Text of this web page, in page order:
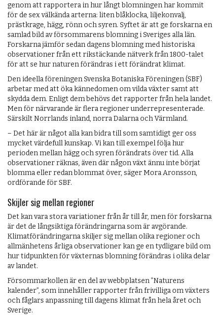
genom att rapportera in hur långt blomningen har kommit
för de sex välkända arterna: liten blåklocka, liljekonvalj,
prästkrage, hägg, rönn och syren. Syftet är att ge forskarna en
samlad bild av försommarens blomning i Sveriges alla län.
Forskarna jämför sedan dagens blomning med historiska
observationer från ett rikstäckande nätverk från 1800-talet
för att se hur naturen förändras i ett förändrat klimat.
Den ideella föreningen Svenska Botaniska Föreningen (SBF)
arbetar med att öka kännedomen om vilda växter samt att
skydda dem. Enligt dem behövs det rapporter från hela landet.
Men för närvarande är flera regioner underrepresenterade.
Särskilt Norrlands inland, norra Dalarna och Värmland.
– Det här är något alla kan bidra till som samtidigt ger oss
mycket värdefull kunskap. Vi kan till exempel följa hur
perioden mellan hägg och syren förändrats över tid. Alla
observationer räknas, även där någon växt ännu inte börjat
blomma eller redan blommat över, säger Mora Aronsson,
ordförande för SBF.
Skijler sig mellan regioner
Det kan vara stora variationer från år till år, men för forskarna
är det de långsiktiga förändringarna som är avgörande.
Klimatförändringarna skiljer sig mellan olika regioner och
allmänhetens årliga observationer kan ge en tydligare bild om
hur tidpunkten för växternas blomning förändras i olika delar
av landet.
Försommarkollen är en del av webbplatsen ”Naturens
kalender”, som innehåller rapporter från frivilliga om växters
och fåglars anpassning till dagens klimat från hela året och
Sverige.